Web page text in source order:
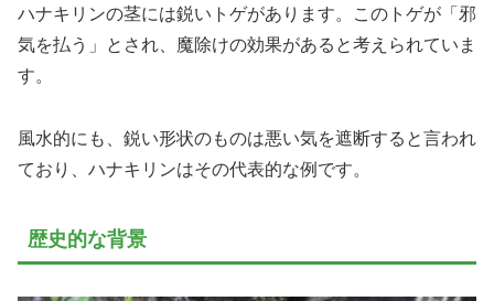
ハナキリンの茎には鋭いトゲがあります。このトゲが「邪
気を払う」とされ、魔除けの効果があると考えられていま
す。
風水的にも、鋭い形状のものは悪い気を遮断すると言われ
ており、ハナキリンはその代表的な例です。
歴史的な背景